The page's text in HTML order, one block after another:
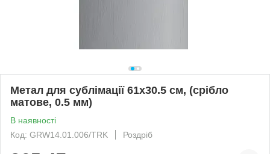
Метал для сублімації 61х30.5 см, (срібло
матове, 0.5 мм)
В наявності
Код: GRW14.01.006/TRK
Роздріб